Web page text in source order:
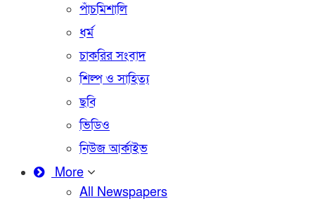
পাঁচমিশালি
ধর্ম
চাকরির সংবাদ
শিল্প ও সাহিত্য
ছবি
ভিডিও
নিউজ আর্কাইভ
More
All Newspapers